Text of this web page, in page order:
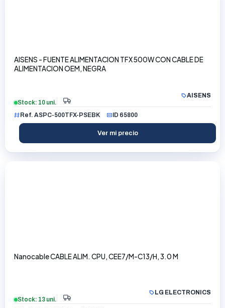
AISENS - FUENTE ALIMENTACION TFX 500W CON CABLE DE
ALIMENTACION OEM, NEGRA
AISENS
Stock: 10 uni.
Ref. ASPC-500TFX-PSEBK
ID 65800
Ver mi precio
Nanocable CABLE ALIM. CPU, CEE7/M-C13/H, 3.0 M
LG ELECTRONICS
Stock: 13 uni.